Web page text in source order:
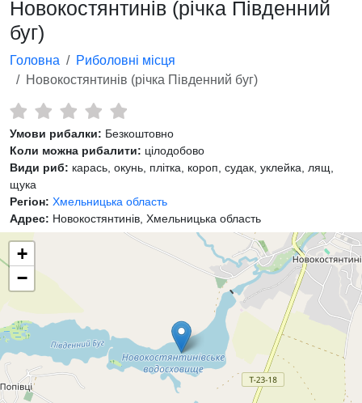
Новокостянтинів (річка Південний
буг)
Головна
Риболовні місця
Новокостянтинів (річка Південний буг)
Умови рибалки: Безкоштовно
Коли можна рибалити: цілодобово
Види риб: карась, окунь, плітка, короп, судак, уклейка, лящ,
щука
Регіон: Хмельницька область
Адрес: Новокостянтинів, Хмельницька область
+
−